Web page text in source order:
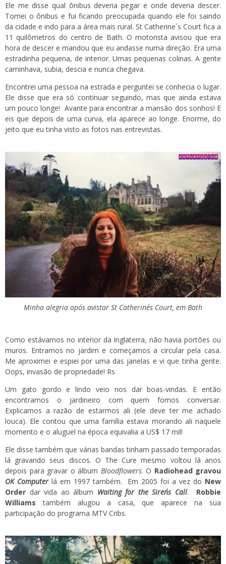
Ele me disse qual ônibus deveria pegar e onde deveria descer.
Tomei o ônibus e fui ficando preocupada quando ele foi saindo
da cidade e indo para a área mais rural. St Catherine´s Court fica a
11 quilômetros do centro de Bath. O motorista avisou que era
hora de descer e mandou que eu andasse numa direção. Era uma
estradinha pequena, de interior. Umas pequenas colinas. A gente
caminhava, subia, descia e nunca chegava.
Encontrei uma pessoa na estrada e perguntei se conhecia o lugar.
Ele disse que era só continuar seguindo, mas que ainda estava
um pouco longe! Avante para encontrar a mansão dos sonhos! E
eis que depois de uma curva, ela aparece ao longe. Enorme, do
jeito que eu tinha visto as fotos nas entrevistas.
Minha alegria após avistar St Catherine´s Court, em Bath
Como estávamos no interior da Inglaterra, não havia portões ou
muros. Entramos no jardim e começamos a circular pela casa.
Me aproximei e espiei por uma das janelas e vi que tinha gente.
Oops, invasão de propriedade! Rs
Um gato gordo e lindo veio nos dar boas-vindas. E então
encontramos o jardineiro com quem fomos conversar.
Explicamos a razão de estarmos ali (ele deve ter me achado
louca). Ele contou que uma família estava morando ali naquele
momento e o aluguel na época equivalia a US$ 17 mil!
Ele disse também que várias bandas tinham passado temporadas
lá gravando seus discos. O The Cure mesmo voltou lá anos
depois para gravar o álbum Bloodflowers. O Radiohead gravou
OK Computerlá em 1997 também. Em 2005 foi a vez do New
Order dar vida ao álbum Waiting for the Siren´s Call. Robbie
Williams também alugou a casa, que aparece na sua
participação do programa MTV Cribs.